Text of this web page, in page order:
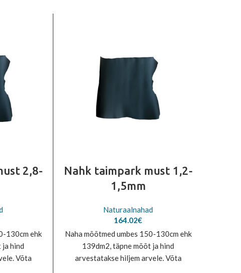
2,8-
130cm ehk
ja hind
Võta
Nahk taimpark must 1,2-
1,5mm
Naturaalnahad
164.02€
Naha mõõtmed umbes 150-130cm ehk
139dm2, täpne mõõt ja hind
arvestatakse hiljem arvele. Võta